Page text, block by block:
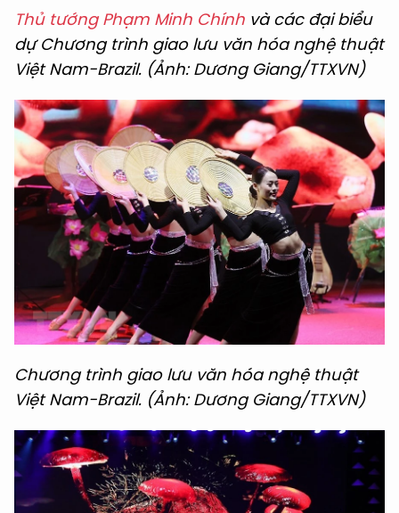
Thủ tướng Phạm Minh Chính và các đại biểu
dự Chương trình giao lưu văn hóa nghệ thuật
Việt Nam-Brazil. (Ảnh: Dương Giang/TTXVN)
Chương trình giao lưu văn hóa nghệ thuật
Việt Nam-Brazil. (Ảnh: Dương Giang/TTXVN)